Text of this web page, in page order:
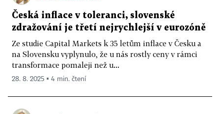
Česká inflace v toleranci, slovenské
zdražování je třetí nejrychlejší v eurozóně
Ze studie Capital Markets k 35 letům inflace v Česku a
na Slovensku vyplynulo, že u nás rostly ceny v rámci
transformace pomaleji než u...
28. 8. 2025 ▪ 4 min. čtení